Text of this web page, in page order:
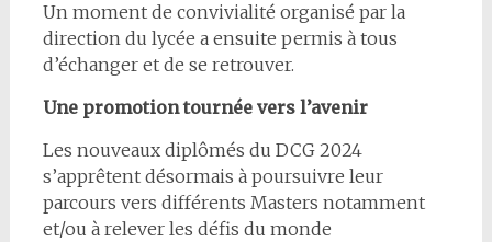
Un moment de convivialité organisé par la
direction du lycée a ensuite permis à tous
d’échanger et de se retrouver.
Une promotion tournée vers l’avenir
Les nouveaux diplômés du DCG 2024
s’apprêtent désormais à poursuivre leur
parcours vers différents Masters notamment
et/ou à relever les défis du monde